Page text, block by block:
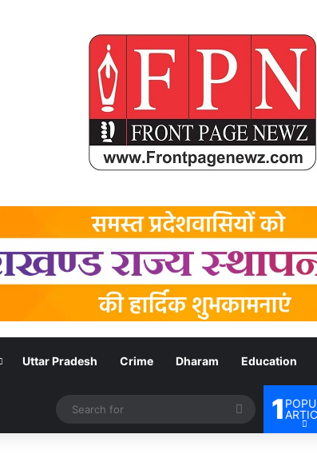
Uttar Pradesh Crime Dharam Education
Search
for
1